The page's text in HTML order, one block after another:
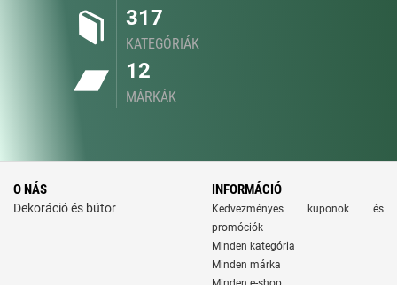
317
KATEGÓRIÁK
12
MÁRKÁK
O NÁS
Dekoráció és bútor
INFORMÁCIÓ
Kedvezményes kuponok és
promóciók
Minden kategória
Minden márka